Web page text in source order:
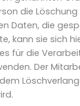
die Löschung
Daten, die
kann sie sich
für die
Der